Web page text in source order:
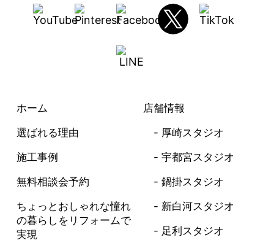
ホーム
選ばれる理由
施工事例
無料相談会予約
ちょっとおしゃれな憧れ
の暮らしを リフォームで
実現
店舗情報
厚崎スタジオ
宇都宮スタジオ
鍋掛スタジオ
新白河スタジオ
足利スタジオ